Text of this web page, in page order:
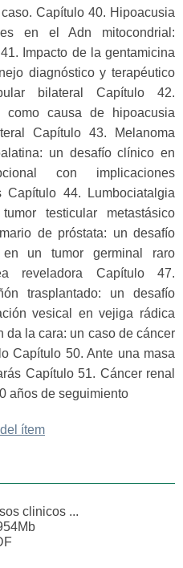
Capítulo 40. Hipoacusia
en el Adn mitocondrial:
Impacto de la gentamicina
diagnóstico y terapéutico
bilateral Capítulo 42.
como causa de hipoacusia
Capítulo 43. Melanoma
un desafío clínico en
con implicaciones
Capítulo 44. Lumbociatalgia
testicular metastásico
de próstata: un desafío
un tumor germinal raro
reveladora Capítulo 47.
trasplantado: un desafío
vesical en vejiga rádica
da la cara: un caso de cáncer
Capítulo 50. Ante una masa
Capítulo 51. Cáncer renal
años de seguimiento
ítem
clinicos ...